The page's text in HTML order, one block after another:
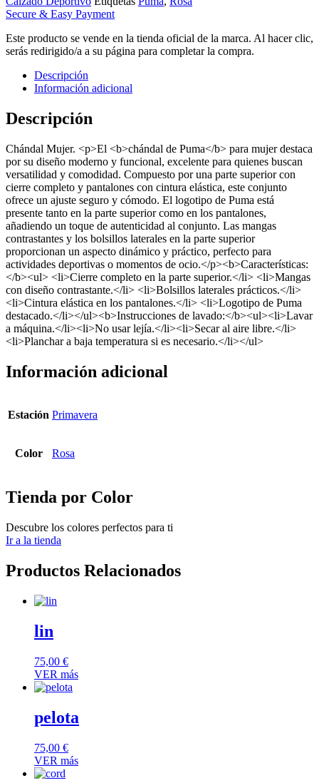
Secure & Easy Payment
Este producto se vende en la tienda oficial de la marca. Al hacer clic,
serás redirigido/a a su página para completar la compra.
Descripción
Información adicional
Descripción
Chándal Mujer. <p>El <b>chándal de Puma</b> para mujer destaca
por su diseño moderno y funcional, excelente para quienes buscan
versatilidad y comodidad. Compuesto por una parte superior con
cierre completo y pantalones con cintura elástica, este conjunto
ofrece un ajuste seguro y cómodo. El logotipo de Puma está
presente tanto en la parte superior como en los pantalones,
añadiendo un toque de autenticidad al conjunto. Las mangas
contrastantes y los bolsillos laterales en la parte superior
proporcionan un aspecto dinámico y práctico, perfecto para
actividades deportivas o momentos de ocio.</p><b>Características:
</b><ul> <li>Cierre completo en la parte superior.</li> <li>Mangas
con diseño contrastante.</li> <li>Bolsillos laterales prácticos.</li>
<li>Cintura elástica en los pantalones.</li> <li>Logotipo de Puma
destacado.</li></ul><b>Instrucciones de lavado:</b><ul><li>Lavar
a máquina.</li><li>No usar lejía.</li><li>Secar al aire libre.</li>
<li>Planchar a baja temperatura si es necesario.</li></ul>
Información adicional
Estación Primavera
Color Rosa
Tienda por Color
Descubre los colores perfectos para ti
Ir a la tienda
Productos Relacionados
lin
75,00 €
VER más
pelota
75,00 €
VER más